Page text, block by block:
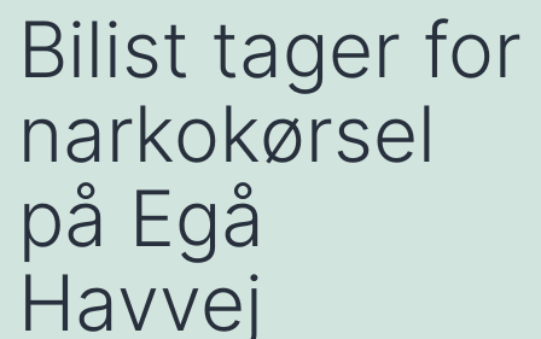
Bilist tager for
narkokørsel
på Egå
Havvej